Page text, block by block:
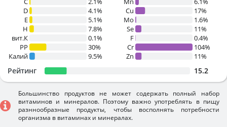
D
4.1%
E
5.1%
H
7.8%
вит.К
0.1%
PP
30%
Калий
9.5%
Cu
17%
Mo
1.6%
Se
11%
F
0.4%
Cr
104%
Zn
11%
Рейтинг 15.2
Большинство продуктов не может содержать полный набор
витаминов и минералов. Поэтому важно употреблять в пищу
разннообразные продукты, чтобы восполнять потребности
организма в витаминах и минералах.